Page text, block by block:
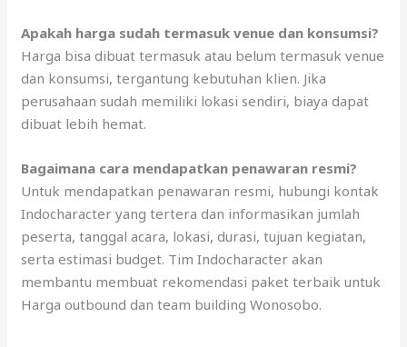
Apakah harga sudah termasuk venue dan konsumsi?
Harga bisa dibuat termasuk atau belum termasuk venue
dan konsumsi, tergantung kebutuhan klien. Jika
perusahaan sudah memiliki lokasi sendiri, biaya dapat
dibuat lebih hemat.
Bagaimana cara mendapatkan penawaran resmi?
Untuk mendapatkan penawaran resmi, hubungi kontak
Indocharacter yang tertera dan informasikan jumlah
peserta, tanggal acara, lokasi, durasi, tujuan kegiatan,
serta estimasi budget. Tim Indocharacter akan
membantu membuat rekomendasi paket terbaik untuk
Harga outbound dan team building Wonosobo.